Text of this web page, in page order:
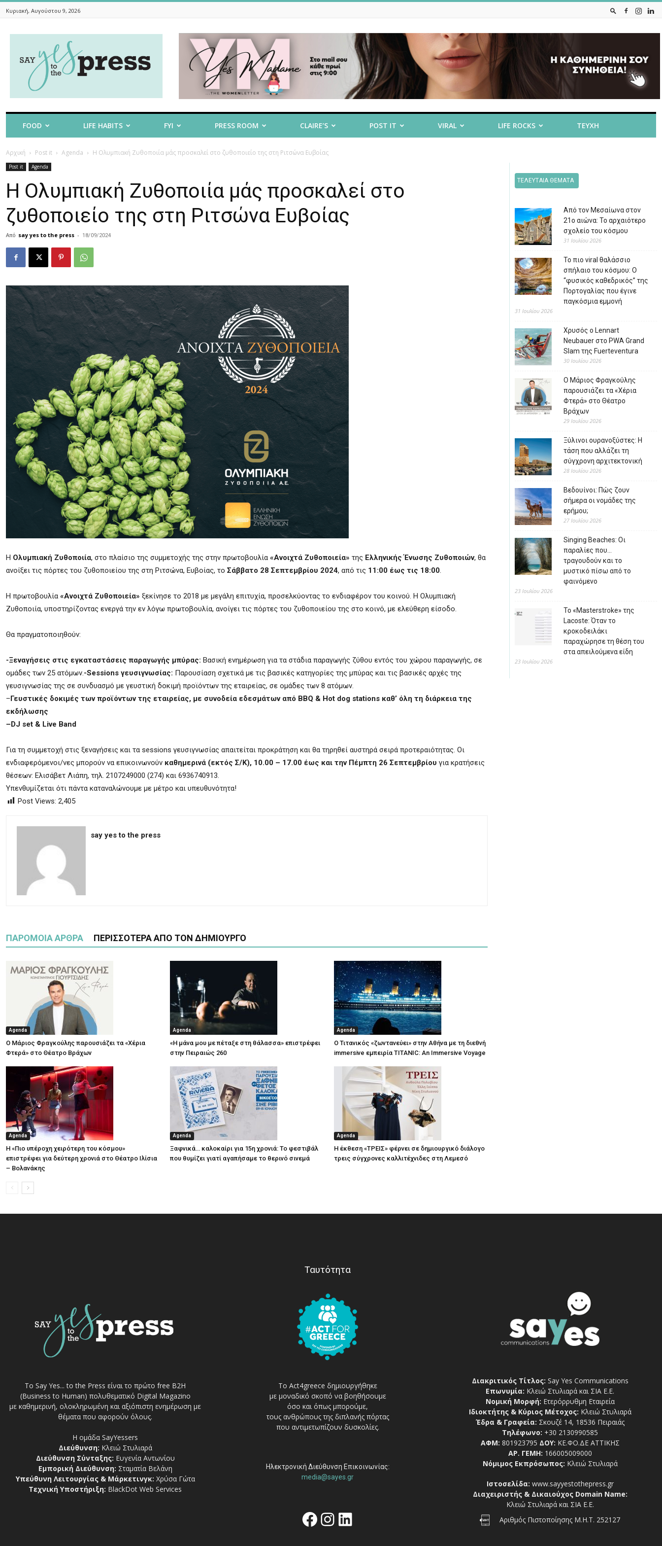
Κυριακή, Αυγούστου 9, 2026
To
The
FOOD LIFE HABITS FYI PRESS ROOM CLAIRE’S POST IT VIRAL LIFE ROCKS ΤΕΥΧΗ
Αρχική Post it Agenda Η Ολυμπιακή Ζυθοποιία μάς προσκαλεί στο ζυθοποιείο της στη Ριτσώνα Ευβοίας
Post it Agenda
Η Ολυμπιακή Ζυθοποιία μάς προσκαλεί στο
ζυθοποιείο της στη Ριτσώνα Ευβοίας
Από say yes to the press - 18/09/2024
Η Ολυμπιακή Ζυθοποιία, στο πλαίσιο της συμμετοχής της στην πρωτοβουλία «Ανοιχτά Ζυθοποιεία» της Ελληνικής Ένωσης Ζυθοποιών, θα
ανοίξει τις πόρτες του ζυθοποιείου της στη Ριτσώνα, Ευβοίας, το Σάββατο 28 Σεπτεμβρίου 2024, από τις 11:00 έως τις 18:00.
Η πρωτοβουλία «Ανοιχτά Ζυθοποιεία» ξεκίνησε το 2018 με μεγάλη επιτυχία, προσελκύοντας το ενδιαφέρον του κοινού. Η Ολυμπιακή
Ζυθοποιία, υποστηρίζοντας ενεργά την εν λόγω πρωτοβουλία, ανοίγει τις πόρτες του ζυθοποιείου της στο κοινό, με ελεύθερη είσοδο.
Θα πραγματοποιηθούν:
-Ξεναγήσεις στις εγκαταστάσεις παραγωγής μπύρας: Βασική ενημέρωση για τα στάδια παραγωγής ζύθου εντός του χώρου παραγωγής, σε
ομάδες των 25 ατόμων.-Sessions γευσιγνωσίας: Παρουσίαση σχετικά με τις βασικές κατηγορίες της μπύρας και τις βασικές αρχές της
γευσιγνωσίας της σε συνδυασμό με γευστική δοκιμή προϊόντων της εταιρείας, σε ομάδες των 8 ατόμων.
–Γευστικές δοκιμές των προϊόντων της εταιρείας, με συνοδεία εδεσμάτων από BBQ & Hot dog stations καθ’ όλη τη διάρκεια της
εκδήλωσης
–DJ set & Live Band
Για τη συμμετοχή στις ξεναγήσεις και τα sessions γευσιγνωσίας απαιτείται προκράτηση και θα τηρηθεί αυστηρά σειρά προτεραιότητας. Οι
ενδιαφερόμενοι/νες μπορούν να επικοινωνούν καθημερινά (εκτός Σ/Κ), 10.00 – 17.00 έως και την Πέμπτη 26 Σεπτεμβρίου για κρατήσεις
θέσεων: Ελισάβετ Λιάπη, τηλ. 2107249000 (274) και 6936740913.
Υπενθυμίζεται ότι πάντα καταναλώνουμε με μέτρο και υπευθυνότητα!
Post Views: 2,405
say yes to the press
ΠΑΡΟΜΟΙΑ ΑΡΘΡΑ ΠΕΡΙΣΣΟΤΕΡΑ ΑΠΟ ΤΟΝ ΔΗΜΙΟΥΡΓΟ
Agenda
Ο Μάριος Φραγκούλης παρουσιάζει τα «Χέρια
Φτερά» στο Θέατρο Βράχων
Agenda
«Η μάνα μου με πέταξε στη θάλασσα» επιστρέφει
στην Πειραιώς 260
Agenda
Ο Τιτανικός «ζωντανεύει» στην Αθήνα με τη διεθνή
immersive εμπειρία TITANIC: An Immersive Voyage
Agenda
Η «Πιο υπέροχη χειρότερη του κόσμου»
επιστρέφει για δεύτερη χρονιά στο Θέατρο Ιλίσια
– Βολανάκης
Agenda
Ξαφνικά… καλοκαίρι για 15η χρονιά: Το φεστιβάλ
που θυμίζει γιατί αγαπήσαμε το θερινό σινεμά
Agenda
Η έκθεση «ΤΡΕΙΣ» φέρνει σε δημιουργικό διάλογο
τρεις σύγχρονες καλλιτέχνιδες στη Λεμεσό
ΤΕΛΕΥΤΑΙΑ ΘΕΜΑΤΑ
Από τον Μεσαίωνα στον
21ο αιώνα: Το αρχαιότερο
σχολείο του κόσμου
31 Ιουλίου 2026
Το πιο viral θαλάσσιο
σπήλαιο του κόσμου: Ο
“φυσικός καθεδρικός” της
Πορτογαλίας που έγινε
παγκόσμια εμμονή
31 Ιουλίου 2026
Χρυσός ο Lennart
Neubauer στο PWA Grand
Slam της Fuerteventura
30 Ιουλίου 2026
Ο Μάριος Φραγκούλης
παρουσιάζει τα «Χέρια
Φτερά» στο Θέατρο
Βράχων
29 Ιουλίου 2026
Ξύλινοι ουρανοξύστες: Η
τάση που αλλάζει τη
σύγχρονη αρχιτεκτονική
28 Ιουλίου 2026
Βεδουίνοι: Πώς ζουν
σήμερα οι νομάδες της
ερήμου;
27 Ιουλίου 2026
Singing Beaches: Οι
παραλίες που…
τραγουδούν και το
μυστικό πίσω από το
φαινόμενο
23 Ιουλίου 2026
Το «Masterstroke» της
Lacoste: Όταν το
κροκοδειλάκι
παραχώρησε τη θέση του
στα απειλούμενα είδη
23 Ιουλίου 2026
Το Say Yes... to the Press είναι το πρώτο free Β2Η
(Business to Human) πολυθεματικό Digital Magazino
με καθημερινή, ολοκληρωμένη και αξιόπιστη ενημέρωση με
θέματα που αφορούν όλους.
Η ομάδα SayYessers
Διεύθυνση: Κλειώ Στυλιαρά
Διεύθυνση Σύνταξης: Ευγενία Αντωνίου
Εμπορική Διεύθυνση: Σταματία Βελάνη
Υπεύθυνη Λειτουργίας & Μάρκετινγκ: Χρύσα Γώτα
Τεχνική Υποστήριξη: BlackDot Web Services
Ταυτότητα
Το Act4greece δημιουργήθηκε
με μοναδικό σκοπό να βοηθήσουμε
όσο και όπως μπορούμε,
τους ανθρώπους της διπλανής πόρτας
που αντιμετωπίζουν δυσκολίες.
Ηλεκτρονική Διεύθυνση Επικοινωνίας:
media@sayes.gr
Facebook
Instagram
Linkedin
Διακριτικός Τίτλος: Say Yes Communications
Επωνυμία: Κλειώ Στυλιαρά και ΣΙΑ Ε.Ε.
Νομική Μορφή: Ετερόρρυθμη Εταιρεία
Ιδιοκτήτης & Κύριος Μέτοχος: Κλειώ Στυλιαρά
Έδρα & Γραφεία: Σκουζέ 14, 18536 Πειραιάς
Τηλέφωνο: +30 2130990585
ΑΦΜ: 801923795 ΔΟΥ: ΚΕ.ΦΟ.ΔΕ ΑΤΤΙΚΗΣ
ΑΡ. ΓΕΜΗ: 166005009000
Νόμιμος Εκπρόσωπος: Κλειώ Στυλιαρά
Ιστοσελίδα: www.sayyestothepress.gr
Διαχειριστής & Δικαιούχος Domain Name:
Κλειώ Στυλιαρά και ΣΙΑ Ε.Ε.
Αριθμός Πιστοποίησης Μ.Η.Τ. 252127